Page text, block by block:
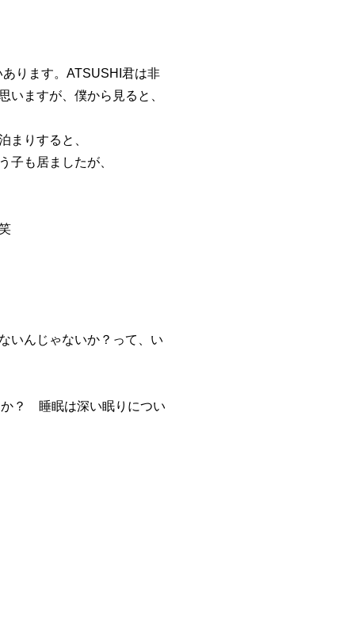
ります。ATSUSHI君は非
いますが、僕から見ると、
まりすると、
子も居ましたが、
いんじゃないか？って、い
か？ 睡眠は深い眠りについ